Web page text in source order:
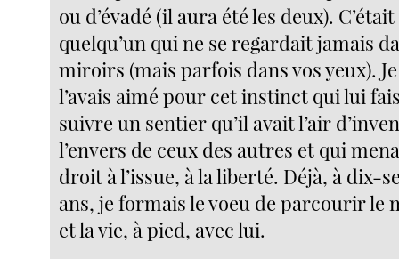
ou d’évadé (il aura été les deux). C’était
quelqu’un qui ne se regardait jamais
miroirs (mais parfois dans vos yeux). Je
l’avais aimé pour cet instinct qui lui
suivre un sentier qu’il avait l’air
l’envers de ceux des autres et qui
droit à l’issue, à la liberté. Déjà, à dix-
ans, je formais le voeu de parcourir le
et la vie, à pied, avec lui.